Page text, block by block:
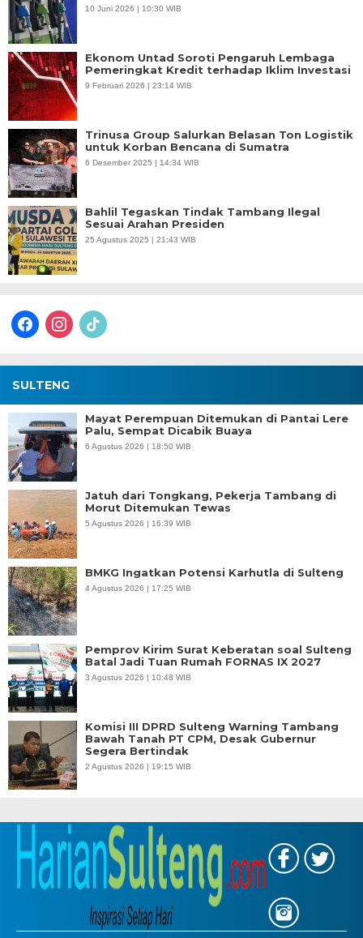
10 Juni 2026 | 10:30 WIB
Ekonom Untad Soroti Pengaruh Lembaga
Pemeringkat Kredit terhadap Iklim Investasi
9 Februari 2026 | 23:14 WIB
Trinusa Group Salurkan Belasan Ton Logistik
untuk Korban Bencana di Sumatra
6 Desember 2025 | 14:34 WIB
Bahlil Tegaskan Tindak Tambang Ilegal
Sesuai Arahan Presiden
25 Agustus 2025 | 21:43 WIB
facebookinstagram
tiktok
SULTENG
Mayat Perempuan Ditemukan di Pantai Lere
Palu, Sempat Dicabik Buaya
6 Agustus 2026 | 18:50 WIB
Jatuh dari Tongkang, Pekerja Tambang di
Morut Ditemukan Tewas
5 Agustus 2026 | 16:39 WIB
BMKG Ingatkan Potensi Karhutla di Sulteng
4 Agustus 2026 | 17:25 WIB
Pemprov Kirim Surat Keberatan soal Sulteng
Batal Jadi Tuan Rumah FORNAS IX 2027
3 Agustus 2026 | 10:48 WIB
Komisi III DPRD Sulteng Warning Tambang
Bawah Tanah PT CPM, Desak Gubernur
Segera Bertindak
2 Agustus 2026 | 19:15 WIB